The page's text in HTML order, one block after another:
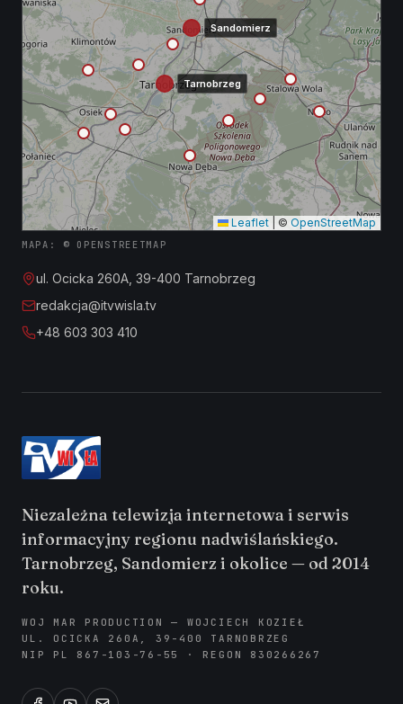
Tarnobrzeg
Sandomierz
Leaflet © OpenStreetMap
MAPA: © OPENSTREETMAP
ul. Ocicka 260A, 39-400 Tarnobrzeg
redakcja@itvwisla.tv
+48 603 303 410
Niezależna telewizja internetowa i serwis
informacyjny regionu nadwiślańskiego.
Tarnobrzeg, Sandomierz i okolice — od 2014
roku.
WOJ MAR PRODUCTION — WOJCIECH KOZIEŁ
UL. OCICKA 260A, 39-400 TARNOBRZEG
NIP PL 867-103-76-55 · REGON 830266267